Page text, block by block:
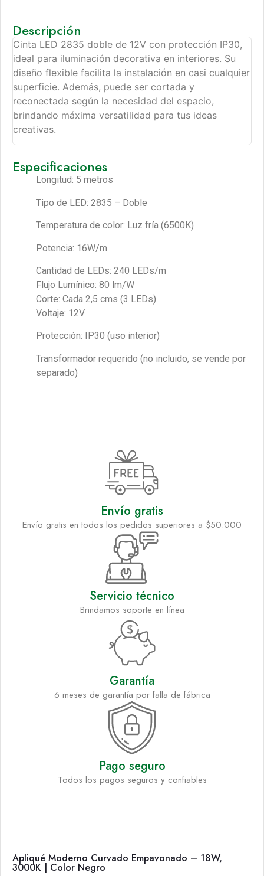
Descripción
Cinta LED 2835 doble de 12V con protección IP30,
ideal para iluminación decorativa en interiores. Su
diseño flexible facilita la instalación en casi cualquier
superficie. Además, puede ser cortada y
reconectada según la necesidad del espacio,
brindando máxima versatilidad para tus ideas
creativas.
Especificaciones
Longitud: 5 metros
Tipo de LED: 2835 – Doble
Temperatura de color: Luz fría (6500K)
Potencia: 16W/m
Cantidad de LEDs: 240 LEDs/m
Flujo Lumínico: 80 lm/W
Corte: Cada 2,5 cms (3 LEDs)
Voltaje: 12V
Protección: IP30 (uso interior)
Transformador requerido (no incluido, se vende por
separado)
Envío gratis
Envío gratis en todos los pedidos superiores a $50.000
Servicio técnico
Brindamos soporte en línea
Garantía
6 meses de garantía por falla de fábrica
Pago seguro
Todos los pagos seguros y confiables
Apliqué Moderno Curvado Empavonado – 18W,
3000K | Color Negro